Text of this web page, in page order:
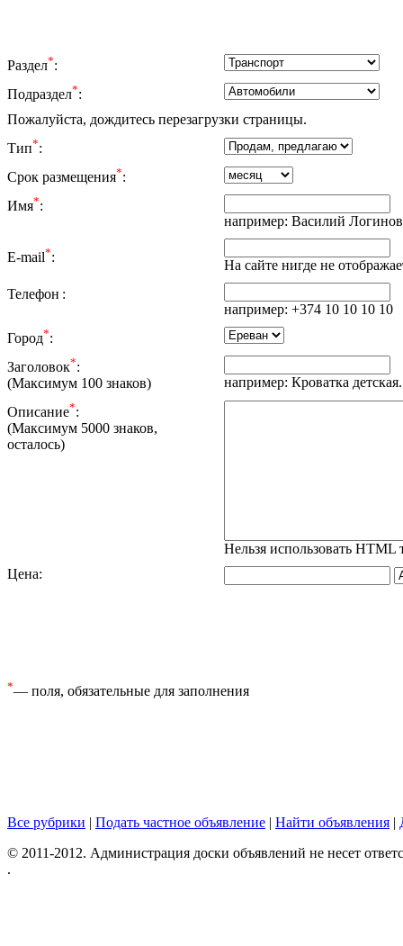
Раздел*:
Подраздел*:
Пожалуйста, дождитесь перезагрузки страницы.
Тип*:
Срок размещения*:
Имя*:
например: Василий Логинов
E-mail*:
На сайте нигде не
Телефон :
например: +374 10 10 10 10
Город*:
Заголовок*:
(Максимум 100 знаков)
например: Кроватка детская.
Описание*:
(Максимум 5000 знаков,
осталось)
Нельзя использовать HTML
Цена:
*— поля, обязательные для заполнения
Все рубрики | Подать частное объявление | Найти объявления |
© 2011-2012. Администрация доски объявлений не несет
.